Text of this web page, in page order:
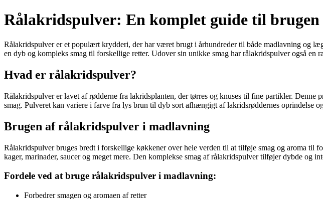
Rålakridspulver: En komplet guide til brugen
Rålakridspulver er et populært krydderi, der har været brugt i århundreder til både madlavning og
en dyb og kompleks smag til forskellige retter. Udover sin unikke smag har rålakridspulver også
Hvad er rålakridspulver?
Rålakridspulver er lavet af rødderne fra lakridsplanten, der tørres og knuses til fine partikler.
smag. Pulveret kan variere i farve fra lys brun til dyb sort afhængigt af lakridsrøddernes oprindelse
Brugen af rålakridspulver i madlavning
Rålakridspulver bruges bredt i forskellige køkkener over hele verden til at tilføje smag og aroma til
kager, marinader, saucer og meget mere. Den komplekse smag af rålakridspulver tilføjer dybde og
Fordele ved at bruge rålakridspulver i madlavning:
Forbedrer smagen og aromaen af retter